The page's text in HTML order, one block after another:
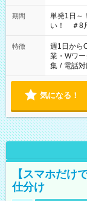
ださい！
期間
単発1日～
い！ ＃8
特徴 週1日から
業・Wワ
集 / 電話
気になる！
【スマホだけ
仕分け